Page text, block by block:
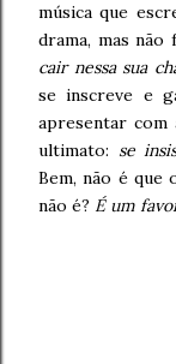
música que
drama, mas não
cair nessa sua
se inscreve e
apresentar com
ultimato: se
Bem, não é que
não é? É um